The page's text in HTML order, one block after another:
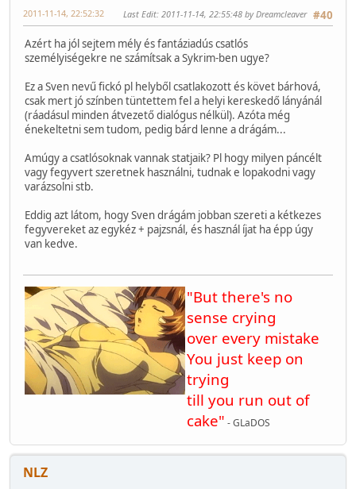
#40
2011-11-14, 22:52:32 Last Edit: 2011-11-14, 22:55:48 by Dreamcleaver
Azért ha jól sejtem mély és fantáziadús csatlós
személyiségekre ne számítsak a Sykrim-ben ugye?
Ez a Sven nevű fickó pl helyből csatlakozott és követ bárhová,
csak mert jó színben tüntettem fel a helyi kereskedő lányánál
(ráadásul minden átvezető dialógus nélkül). Azóta még
énekeltetni sem tudom, pedig bárd lenne a drágám...
Amúgy a csatlósoknak vannak statjaik? Pl hogy milyen páncélt
vagy fegyvert szeretnek használni, tudnak e lopakodni vagy
varázsolni stb.
Eddig azt látom, hogy Sven drágám jobban szereti a kétkezes
fegyvereket az egykéz + pajzsnál, és használ íjat ha épp úgy
van kedve.
"But there's no
sense crying
over every mistake
You just keep on
trying
till you run out of
cake" - GLaDOS
NLZ